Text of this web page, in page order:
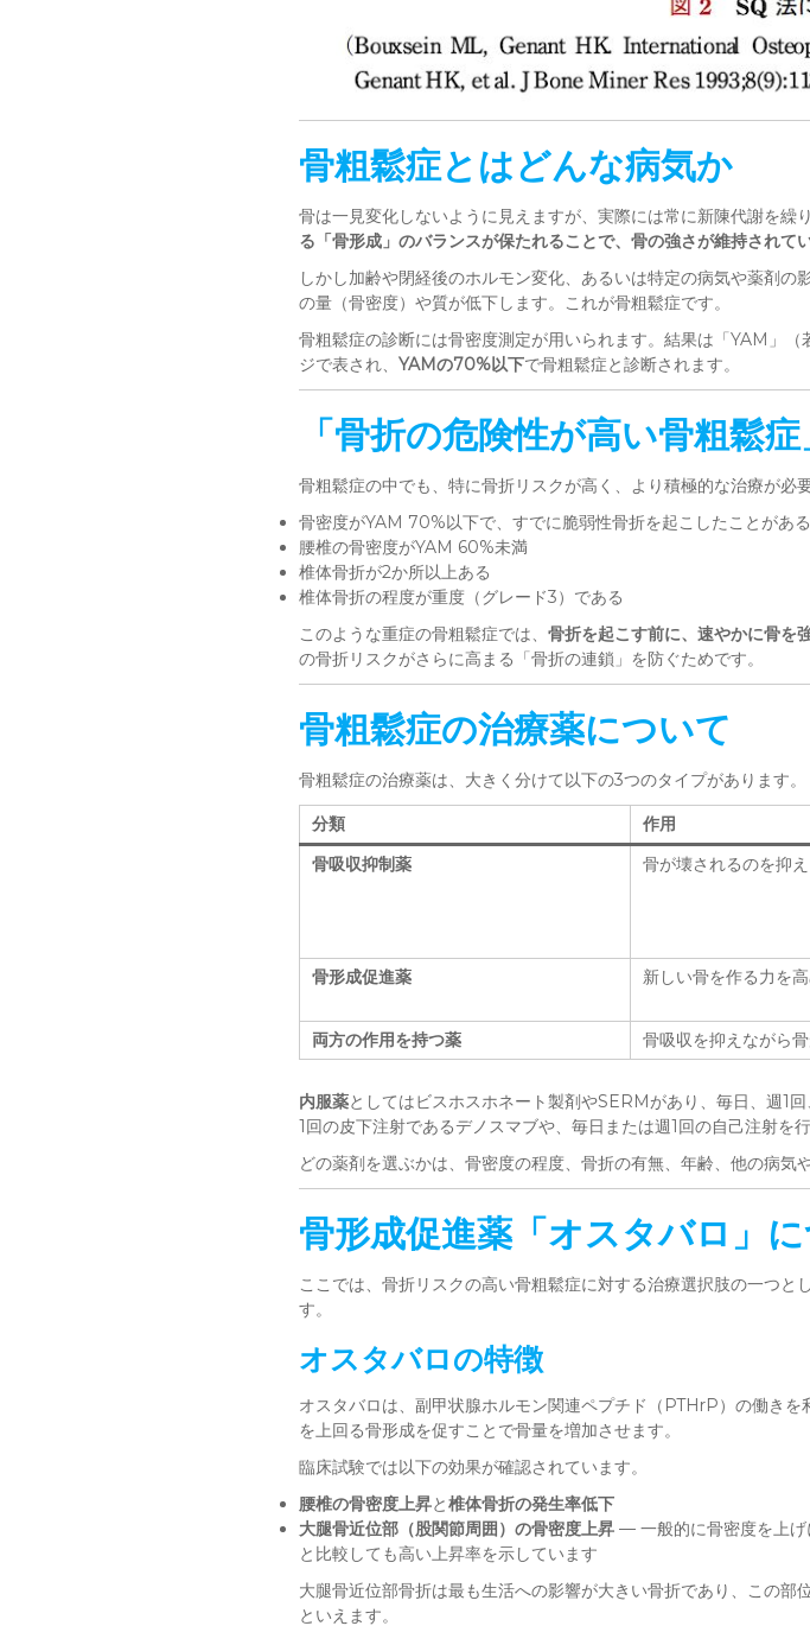
骨粗鬆症とはどんな病気か
骨は一見変化しないように見えますが、実際には常に新陳代謝を繰
る「骨形成」のバランスが保たれることで、骨の強さが維持されてい
しかし加齢や閉経後のホルモン変化、あるいは特定の病気や薬剤
の量（骨密度）や質が低下します。これが骨粗鬆症です。
骨粗鬆症の診断には骨密度測定が用いられます。結果は「YAM」
ジで表され、 YAMの70%以下で骨粗鬆症と診断されます。
「骨折の危険性が高い骨粗鬆
骨粗鬆症の中でも、特に骨折リスクが高く、より積極的な治療が必
骨密度がYAM 70%以下で、すでに脆弱性骨折を起こしたことがある
腰椎の骨密度がYAM 60%未満
椎体骨折が2か所以上ある
椎体骨折の程度が重度（グレード3）である
このような重症の骨粗鬆症では、 骨折を起こす前に、速やかに骨を
の骨折リスクがさらに高まる「骨折の連鎖」を防ぐためです。
骨粗鬆症の治療薬について
骨粗鬆症の治療薬は、大きく分けて以下の3つのタイプがあります。
分類 作用
骨吸収抑制薬
骨が壊されるのを抑
骨形成促進薬
新しい骨を作る力を
両方の作用を持つ薬
骨吸収を抑えながら
内服薬としてはビスホスホネート製剤やSERMがあり、毎日、週1
1回の皮下注射であるデノスマブや、毎日または週1回の自己注射を
どの薬剤を選ぶかは、骨密度の程度、骨折の有無、年齢、他の病気
骨形成促進薬「オスタバロ」
ここでは、骨折リスクの高い骨粗鬆症に対する治療選択肢の一つ
す。
オスタバロの特徴
オスタバロは、副甲状腺ホルモン関連ペプチド（PTHrP）の働き
を上回る骨形成を促すことで骨量を増加させます。
臨床試験では以下の効果が確認されています。
腰椎の骨密度上昇と椎体骨折の発生率低下
大腿骨近位部（股関節周囲）の骨密度上昇 — 一般的に骨密度を上げ
と比較しても高い上昇率を示しています
大腿骨近位部骨折は最も生活への影響が大きい骨折であり、この
といえます。